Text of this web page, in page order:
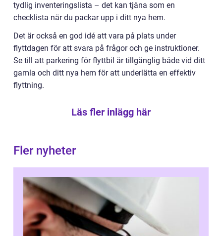
tydlig inventeringslista – det kan tjäna som en
checklista när du packar upp i ditt nya hem.
Det är också en god idé att vara på plats under
flyttdagen för att svara på frågor och ge instruktioner.
Se till att parkering för flyttbil är tillgänglig både vid ditt
gamla och ditt nya hem för att underlätta en effektiv
flyttning.
Läs fler inlägg här
Fler nyheter